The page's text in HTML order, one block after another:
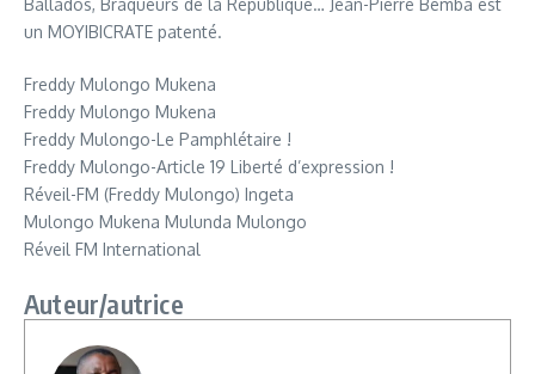
Ballados, Braqueurs de la République… Jean-Pierre Bemba est
un MOYIBICRATE patenté.
Freddy Mulongo Mukena
Freddy Mulongo Mukena
Freddy Mulongo-Le Pamphlétaire !
Freddy Mulongo-Article 19 Liberté d’expression !
Réveil-FM (Freddy Mulongo) Ingeta
Mulongo Mukena Mulunda Mulongo
Réveil FM International
Auteur/autrice